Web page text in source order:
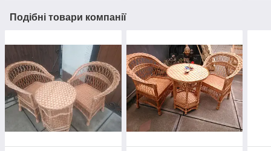
Подібні товари компанії